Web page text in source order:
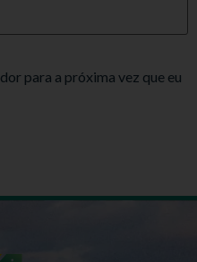
para a próxima vez que eu